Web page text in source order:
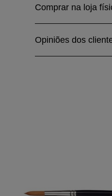
Comprar na loja
Opiniões dos